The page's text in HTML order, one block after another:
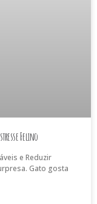
Felino
e Reduzir
Gato gosta